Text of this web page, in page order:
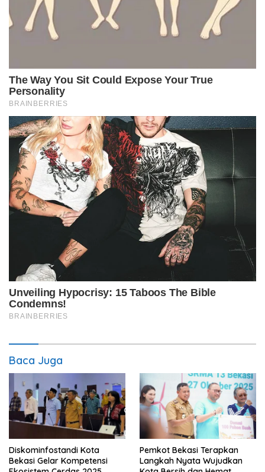
Baca Juga
Diskominfostandi Kota
Bekasi Gelar Kompetensi
Pemkot Bekasi Terapkan
Langkah Nyata Wujudkan